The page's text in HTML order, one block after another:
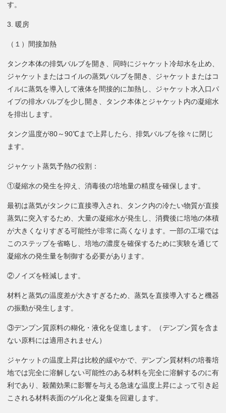
す。
3. 暖房
（１）間接加熱
タンク本体の排気バルブを開き、同時にジャケット冷却水を止め、
ジャケットまたはコイルの蒸気バルブを開き、ジャケットまたはコ
イルに蒸気を導入して液体を間接的に加熱し、ジャケット水入口パ
イプの排水バルブを少し開き、タンク本体とジャケット内の凝縮水
を排出します。
タンク温度が80～90℃まで上昇したら、排気バルブを徐々に閉じ
ます。
ジャケット蒸気予熱の役割：
①凝縮水の発生を抑え、消毒後の培地量の精度を確保します。
最初は蒸気がタンクに直接導入され、タンク内の冷たい物質が直接
蒸気に突入するため、大量の凝縮水が発生し、消費後に培地の体積
が大きくなりすぎる可能性が非常に高くなります。一部の工場では
このステップを省略し、培地の濃度を確保するために実験を通じて
凝縮水の発生量を制御する必要があります。
②ノイズを軽減します。
材料と蒸気の温度差が大きすぎるため、蒸気を直接導入すると機器
の振動が発生します。
③デンプン質原料の糊化・液化を促進します。（デンプン質を含ま
ない原料には適用されません）
ジャケットの温度上昇は比較的緩やかで、デンプン質材料の培養培
地では完全に溶解しない可能性のある材料を完全に溶解するのに有
利であり、殺菌効果に影響を与える急速な温度上昇によって引き起
こされる材料表面のゲル化と凝集を回避します。